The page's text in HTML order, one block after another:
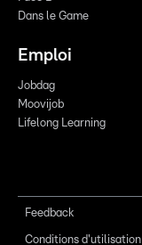
Dans le Game
Emploi
Jobdag
Moovijob
Lifelong Learning
Feedback
Conditions d'utilisation